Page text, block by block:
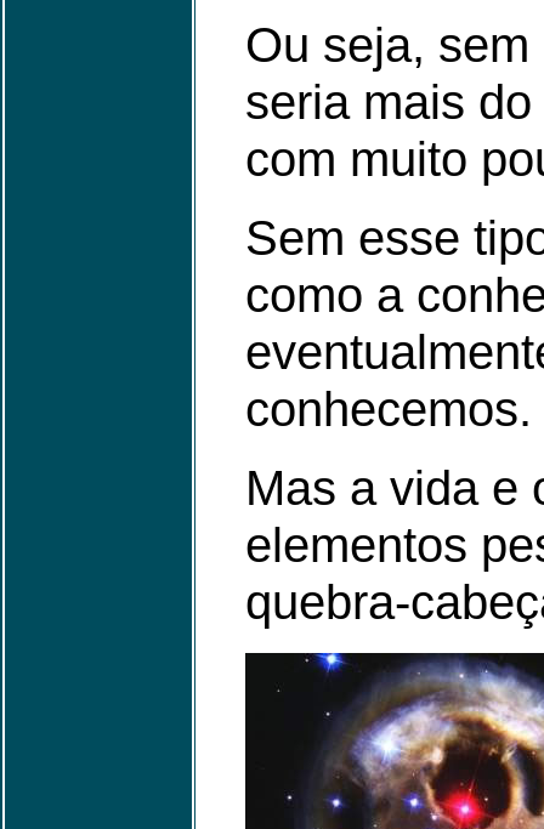
Ou seja,
seria mais
com muito
Sem esse
como a
conhecemos.
Mas a vida e
elementos
quebra-